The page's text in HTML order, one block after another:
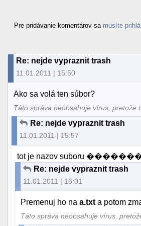
Pre pridávanie komentárov sa musíte
Re: nejde vypraznit trash
11.01.2011 | 15:50
Ako sa volá ten súbor?
Táto správa neobsahuje vírus, pretože
Re: nejde vypraznit trash
11.01.2011 | 15:57
Re: nejde vypraznit trash
11.01.2011 | 16:01
Premenuj ho naa.txta potom
Táto správa neobsahuje vírus,